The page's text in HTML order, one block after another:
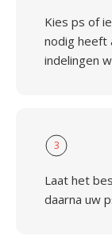
Kies ps of
nodig heeft
indelingen
3
Laat het
daarna uw